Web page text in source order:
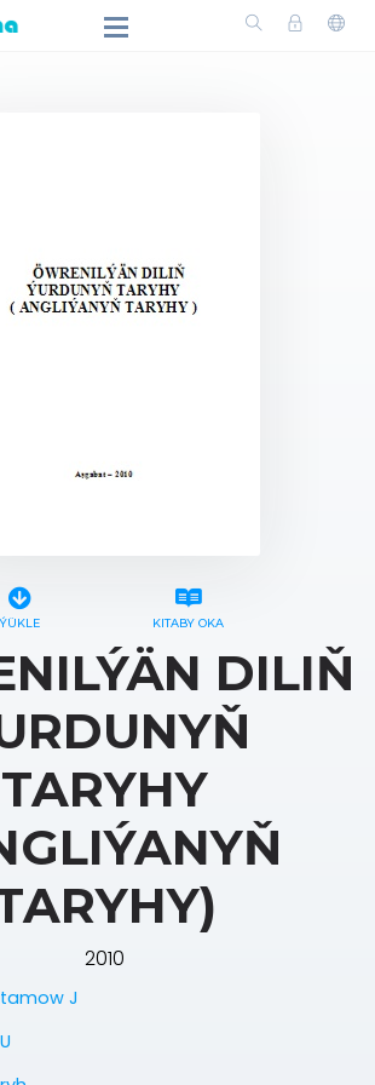
ÝÜKLE KITABY OKA
DILIŇ
TARYHY
2010
J